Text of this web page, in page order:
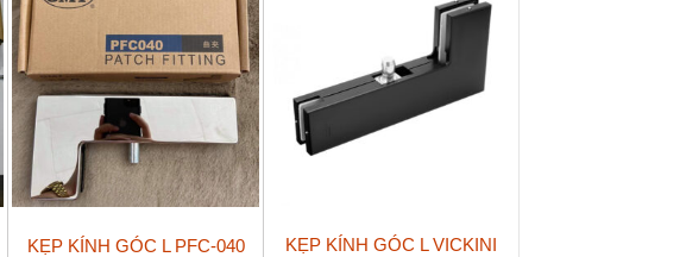
KẸP KÍNH GÓC L PFC-040
KẸP KÍNH GÓC L VICKINI